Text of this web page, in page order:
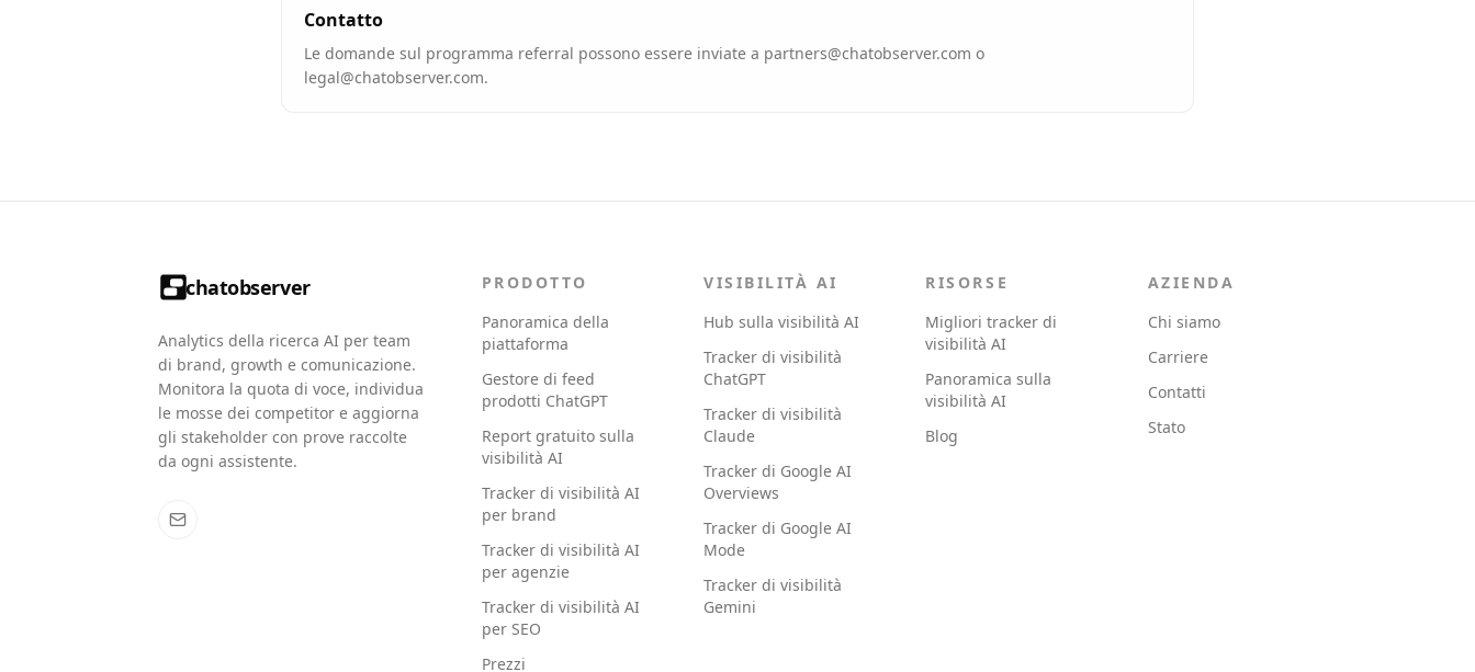
Contatto
Le domande sul programma referral possono essere inviate a partners@chatobserver.com o
legal@chatobserver.com.
chatobserver
Analytics della ricerca AI per team
di brand, growth e comunicazione.
Monitora la quota di voce, individua
le mosse dei competitor e aggiorna
gli stakeholder con prove raccolte
da ogni assistente.
PRODOTTO
Panoramica della
piattaforma
Gestore di feed
prodotti ChatGPT
Report gratuito sulla
visibilità AI
Tracker di visibilità AI
per brand
Tracker di visibilità AI
per agenzie
Tracker di visibilità AI
per SEO
Prezzi
VISIBILITÀ AI
Hub sulla visibilità AI
Tracker di visibilità
ChatGPT
Tracker di visibilità
Claude
Tracker di Google AI
Overviews
Tracker di Google AI
Mode
Tracker di visibilità
Gemini
RISORSE
Migliori tracker di
visibilità AI
Panoramica sulla
visibilità AI
Blog
AZIENDA
Chi siamo
Carriere
Contatti
Stato